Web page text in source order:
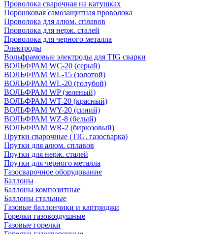
Проволока сварочная на катушках
Порошковая самозащитная проволока
Проволока для алюм. сплавов
Проволока для нерж. сталей
Проволока для черного металла
Электроды
Вольфрамовые электроды для TIG сварки
ВОЛЬФРАМ WC-20 (серый)
ВОЛЬФРАМ WL-15 (золотой)
ВОЛЬФРАМ WL-20 (голубой)
ВОЛЬФРАМ WP (зеленый)
ВОЛЬФРАМ WT-20 (красный)
ВОЛЬФРАМ WY-20 (синий)
ВОЛЬФРАМ WZ-8 (белый)
ВОЛЬФРАМ WR-2 (бирюзовый)
Прутки сварочные (TIG, газосварка)
Прутки для алюм. сплавов
Прутки для нерж. сталей
Прутки для черного металла
Газосварочное оборудование
Баллоны
Баллоны композитные
Баллоны стальные
Газовые баллончики и картриджи
Горелки газовоздушные
Газовые горелки